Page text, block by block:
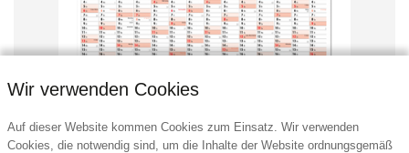
Wir verwenden Cookies
Auf dieser Website kommen Cookies zum Einsatz. Wir verwenden
Cookies, die notwendig sind, um die Inhalte der Website ordnungsgemäß